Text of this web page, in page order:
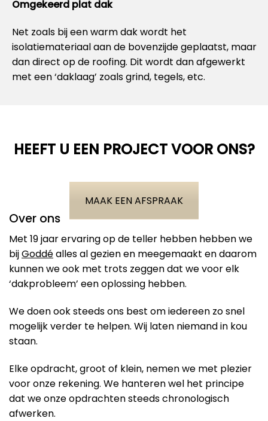
Omgekeerd plat dak
Net zoals bij een warm dak wordt het
isolatiemateriaal aan de bovenzijde geplaatst, maar
dan direct op de roofing. Dit wordt dan afgewerkt
met een ‘daklaag’ zoals grind, tegels, etc.
HEEFT U EEN PROJECT VOOR ONS?
MAAK EEN AFSPRAAK
Over ons
Met 19 jaar ervaring op de teller hebben hebben we
bijGoddéalles al gezien en meegemaakt en daarom
kunnen we ook met trots zeggen dat we voor elk
‘dakprobleem’ een oplossing hebben.
We doen ook steeds ons best om iedereen zo snel
mogelijk verder te helpen. Wij laten niemand in kou
staan.
Elke opdracht, groot of klein, nemen we met plezier
voor onze rekening. We hanteren wel het principe
dat we onze opdrachten steeds chronologisch
afwerken.